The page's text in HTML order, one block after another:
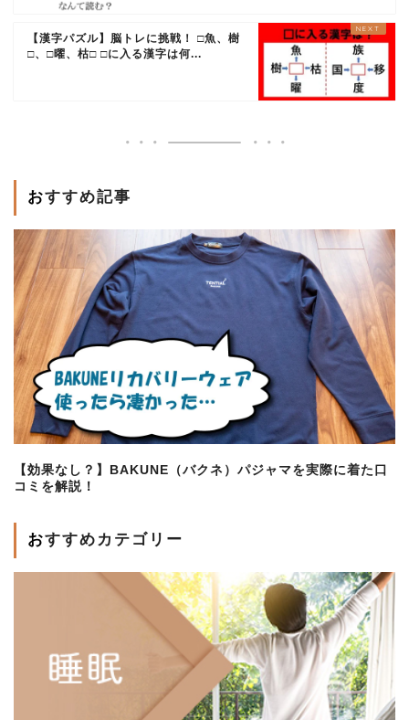
【漢字パズル】脳トレに挑戦！ □魚、樹
□、□曜、枯□ □に入る漢字は何...
おすすめ記事
【効果なし？】BAKUNE（バクネ）パジャマを実際に着た口
コミを解説！
おすすめカテゴリー